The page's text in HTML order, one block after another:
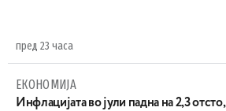
пред 23 часа
ЕКОНОМИЈА
Инфлацијата во јули падна на 2,3 отсто,